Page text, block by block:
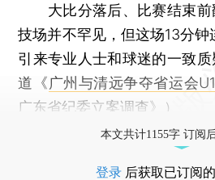
大比分落后、比赛结束前
技场并不罕见，但这场13分钟
引来专业人士和球迷的一致
道《广州与清远争夺省运会
广东省纪委立案调查》）
本文共计1155字 订阅
登录 后获取已订阅